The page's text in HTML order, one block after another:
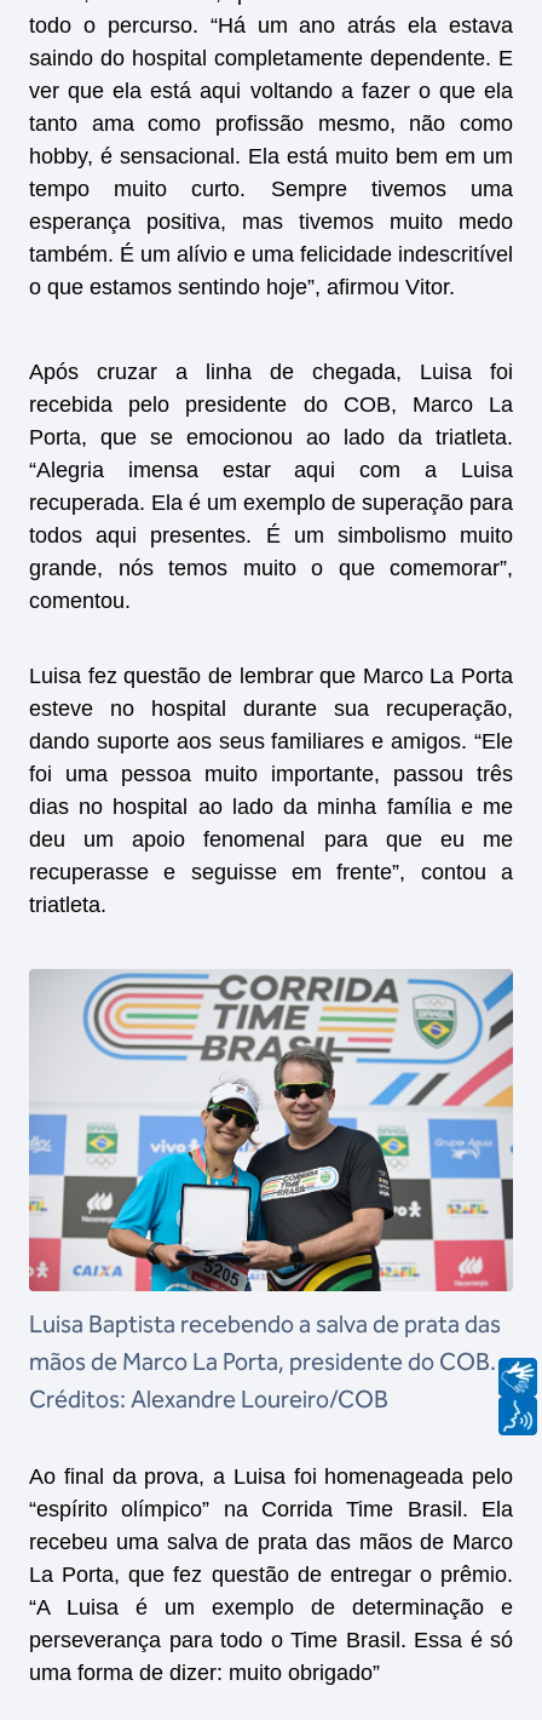
todo o percurso. “Há um ano atrás ela estava
saindo do hospital completamente dependente. E
ver que ela está aqui voltando a fazer o que ela
tanto ama como profissão mesmo, não como
hobby, é sensacional. Ela está muito bem em um
tempo muito curto. Sempre tivemos uma
esperança positiva, mas tivemos muito medo
também. É um alívio e uma felicidade indescritível
o que estamos sentindo hoje”, afirmou Vitor.
Após cruzar a linha de chegada, Luisa foi
recebida pelo presidente do COB, Marco La
Porta, que se emocionou ao lado da triatleta.
“Alegria imensa estar aqui com a Luisa
recuperada. Ela é um exemplo de superação para
todos aqui presentes. É um simbolismo muito
grande, nós temos muito o que comemorar”,
comentou.
Luisa fez questão de lembrar que Marco La Porta
esteve no hospital durante sua recuperação,
dando suporte aos seus familiares e amigos. “Ele
foi uma pessoa muito importante, passou três
dias no hospital ao lado da minha família e me
deu um apoio fenomenal para que eu me
recuperasse e seguisse em frente”, contou a
triatleta.
Luisa Baptista recebendo a salva de prata das
mãos de Marco La Porta, presidente do COB.
Créditos: Alexandre Loureiro/COB
Ao final da prova, a Luisa foi homenageada pelo
“espírito olímpico” na Corrida Time Brasil. Ela
recebeu uma salva de prata das mãos de Marco
La Porta, que fez questão de entregar o prêmio.
“A Luisa é um exemplo de determinação e
perseverança para todo o Time Brasil. Essa é só
uma forma de dizer: muito obrigado”